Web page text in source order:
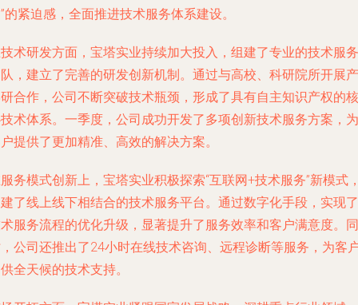
的紧迫感，全面推进技术服务体系建设。
术研发方面，宝塔实业持续加大投入，组建了专业的技术服务
，建立了完善的研发创新机制。通过与高校、科研院所开展产
合作，公司不断突破技术瓶颈，形成了具有自主知识产权的核
术体系。一季度，公司成功开发了多项创新技术服务方案，为
提供了更加精准、高效的解决方案。
务模式创新上，宝塔实业积极探索“互联网+技术服务”新模式
了线上线下相结合的技术服务平台。通过数字化手段，实现了
服务流程的优化升级，显著提升了服务效率和客户满意度。同
公司还推出了24小时在线技术咨询、远程诊断等服务，为客
全天候的技术支持。